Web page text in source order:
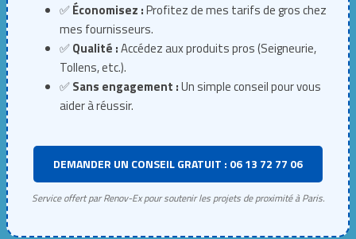
✅Économisez :Profitez de mes tarifs de gros chez
mes fournisseurs.
✅Qualité :Accédez aux produits pros (Seigneurie,
Tollens, etc.).
✅Sans engagement :Un simple conseil pour vous
aider à réussir.
DEMANDER UN CONSEIL GRATUIT : 06 13 72 77 06
Service offert par Renov-Ex pour soutenir les projets de proximité à Paris.